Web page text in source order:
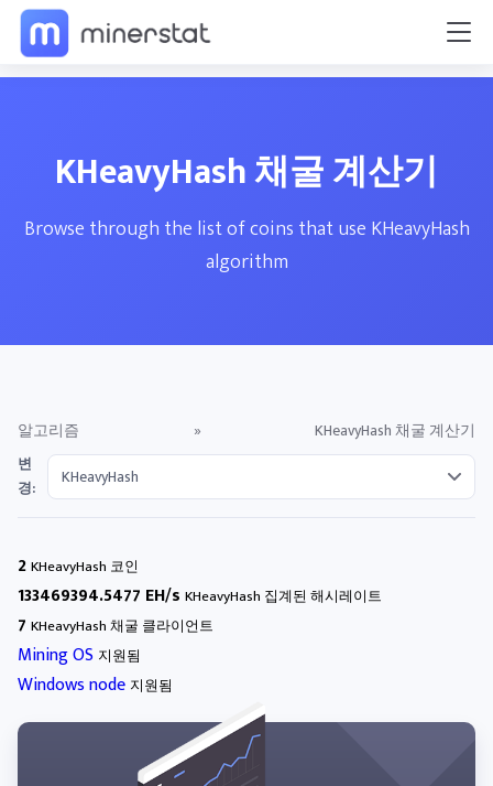
KHeavyHash 채굴 계산기
Browse through the list of coins that use KHeavyHash
algorithm
알고리즘 » KHeavyHash 채굴 계산기
변
경:
2KHeavyHash 코인
133469394.5477 EH/s KHeavyHash 집계된 해시레이트
7 KHeavyHash 채굴 클라이언트
Mining OS 지원됨
Windows node 지원됨